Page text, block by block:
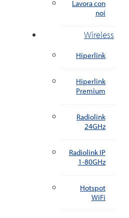
Lavora con
noi
Wireless
Hiperlink
Hiperlink
Premium
Radiolink
24GHz
Radiolink IP
1-80GHz
Hotspot
WiFi